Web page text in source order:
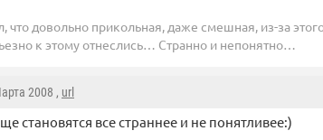
что довольно прикольная, даже смешная, из-за
к этому отнеслись… Странно и непонятно…
2008 , url
становятся все страннее и не понятливее:)